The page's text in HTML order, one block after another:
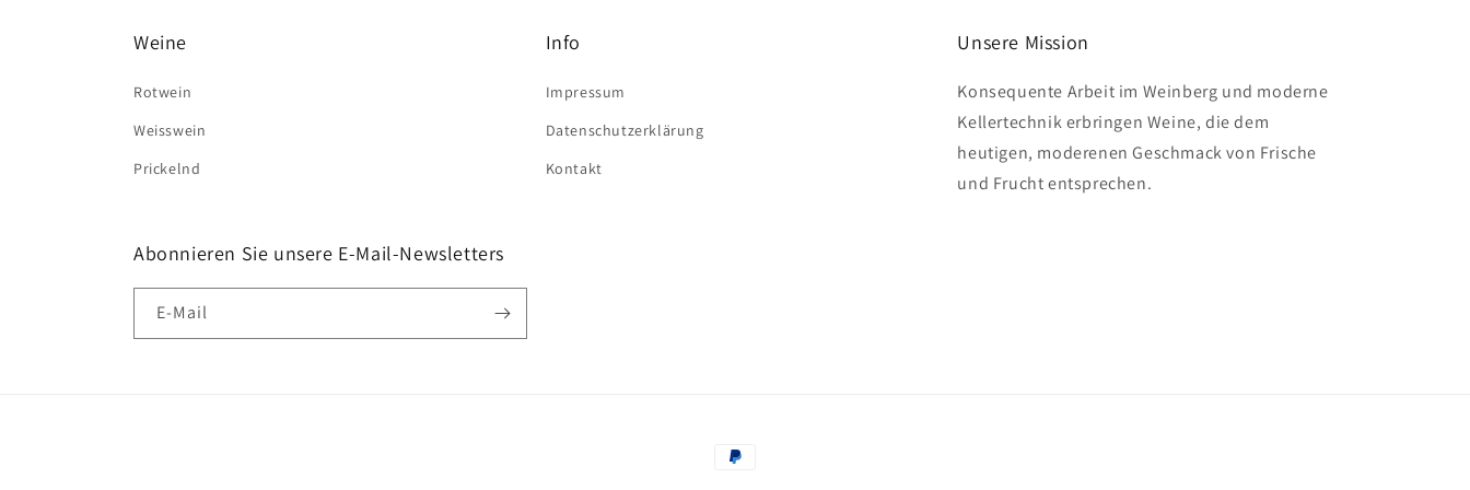
Weine
Rotwein
Weisswein
Prickelnd
Info
Impressum
Datenschutzerklärung
Kontakt
Unsere Mission
Konsequente Arbeit im Weinberg und moderne
Kellertechnik erbringen Weine, die dem
heutigen, moderenen Geschmack von Frische
und Frucht entsprechen.
Abonnieren Sie unsere E-Mail-Newsletters
E-Mail
Zahlungsmethoden